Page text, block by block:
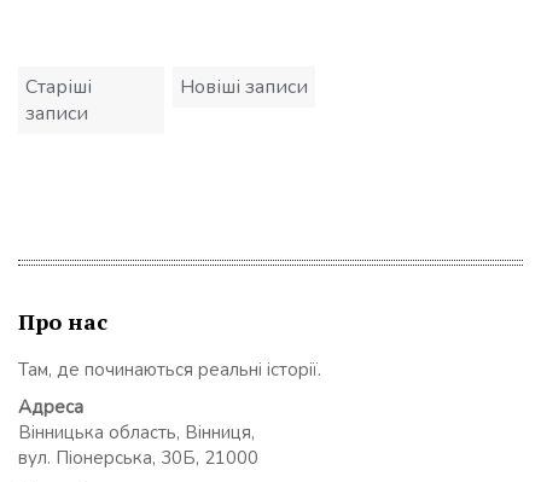
Навігація
записів
Старіші
записи
Новіші записи
Про нас
Там, де починаються реальні історії.
Адреса
Вінницька область, Вінниця,
вул. Піонерська, 30Б, 21000